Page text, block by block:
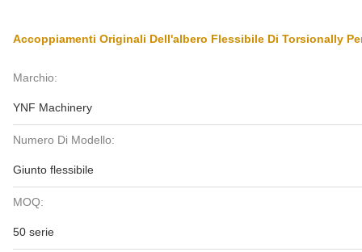
Accoppiamenti Originali Dell'albero Flessibile Di Torsionally
Marchio:
YNF Machinery
Numero Di Modello:
Giunto flessibile
MOQ:
50 serie